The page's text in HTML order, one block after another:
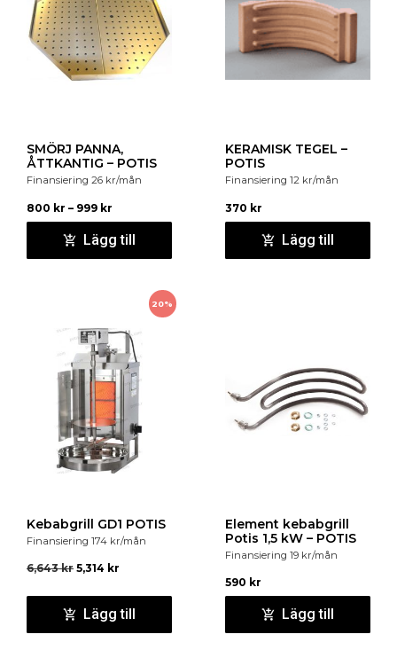
SMÖRJ PANNA,
ÅTTKANTIG – POTIS
Finansiering 26 kr/mån
800 kr – 999 kr
Lägg till
KERAMISK TEGEL –
POTIS
Finansiering 12 kr/mån
370 kr
Lägg till
20%
Kebabgrill GD1 POTIS
Finansiering 174 kr/mån
6,643kr 5,314 kr
Lägg till
Element kebabgrill
Potis 1,5 kW – POTIS
Finansiering 19 kr/mån
590 kr
Lägg till